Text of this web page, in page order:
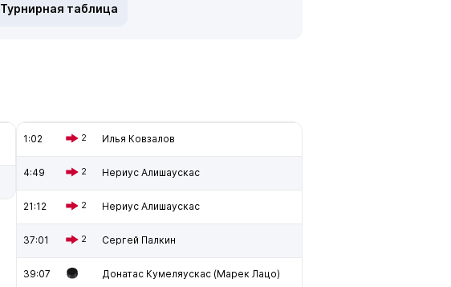
Турнирная таблица
1:02 2 Илья Ковзалов
4:49 2 Нериус Алишаускас
21:12 2 Нериус Алишаускас
37:01 2 Сергей Палкин
39:07 Донатас Кумеляускас (Марек Лацо)